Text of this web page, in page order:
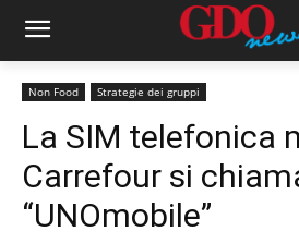
Non Food Strategie dei gruppi
La SIM telefonica
Carrefour si
“UNOmobile”